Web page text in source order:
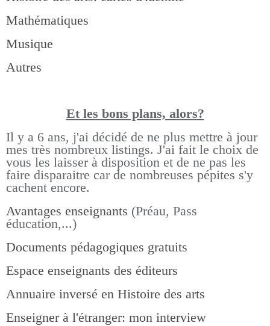
Mathématiques
Musique
Autres
Et les bons plans, alors?
Il y a 6 ans, j'ai décidé de ne plus mettre à jour
mes très nombreux listings. J'ai fait le choix de
vous les laisser à disposition et de ne pas les
faire disparaitre car de nombreuses pépites s'y
cachent encore.
Avantages enseignants (Préau, Pass
éducation,...)
Documents pédagogiques gratuits
Espace enseignants des éditeurs
Annuaire inversé en Histoire des arts
Enseigner à l'étranger: mon interview